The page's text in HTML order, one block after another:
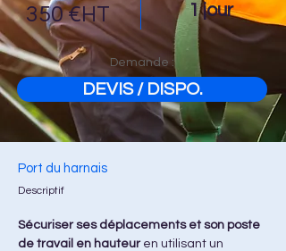
350 €HT 1 jour
Demande :
DEVIS / DISPO.
Port du harnais
Descriptif
Sécuriser ses déplacements et son poste
de travail en hauteur en utilisant un